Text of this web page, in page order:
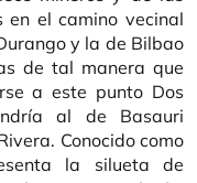
el camino vecinal
y la de Bilbao
de tal manera que
a este punto Dos
al de Basauri
Conocido como
la silueta de